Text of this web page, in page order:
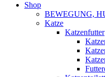
Shop
BEWEGUNG,
Katze
Katzenfutter